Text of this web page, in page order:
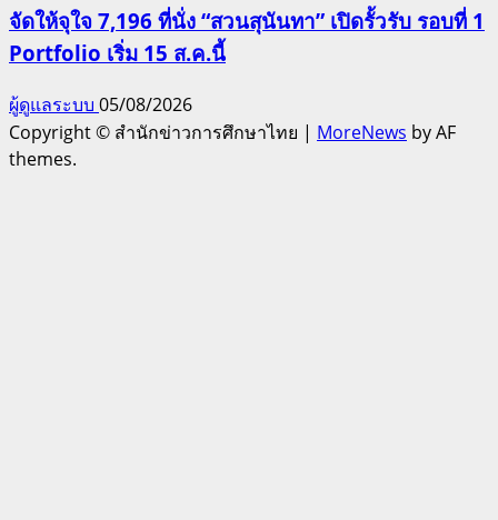
จัดให้จุใจ 7,196 ที่นั่ง “สวนสุนันทา” เปิดรั้วรับ รอบที่ 1
Portfolio เริ่ม 15 ส.ค.นี้
ผู้ดูแลระบบ 05/08/2026
Copyright © สำนักข่าวการศึกษาไทย | MoreNews by AF
themes.